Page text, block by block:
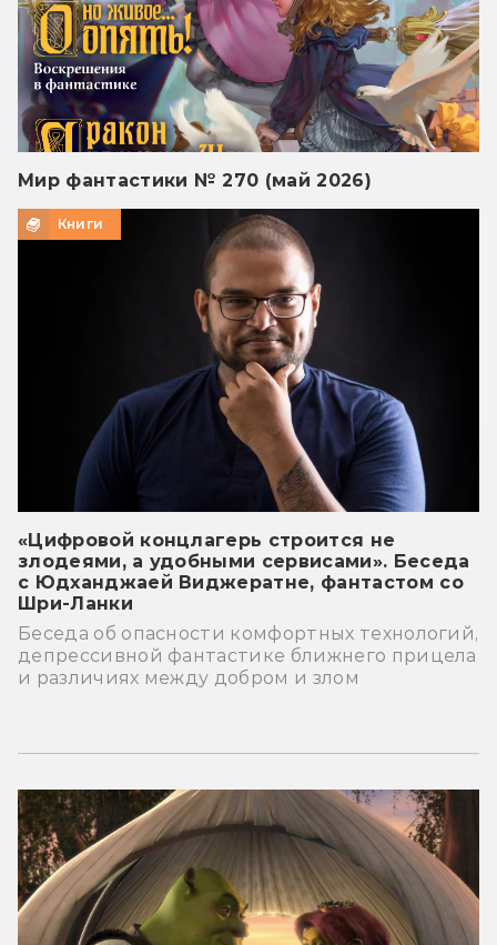
Мир фантастики № 270 (май 2026)
Книги
«Цифровой концлагерь строится не
злодеями, а удобными сервисами». Беседа
с Юдханджаей Виджератне, фантастом со
Шри-Ланки
Беседа об опасности комфортных технологий,
депрессивной фантастике ближнего прицела
и различиях между добром и злом